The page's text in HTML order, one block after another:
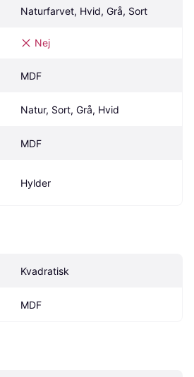
Naturfarvet, Hvid, Grå, Sort
Nej
MDF
Natur, Sort, Grå, Hvid
MDF
Hylder
Kvadratisk
MDF